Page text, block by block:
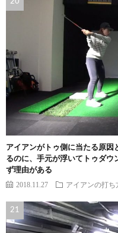
アイアンがトゥ側に当たる原因
るのに、手元が浮いてトゥダウ
ず理由がある
2018.11.27 アイアンの打ち